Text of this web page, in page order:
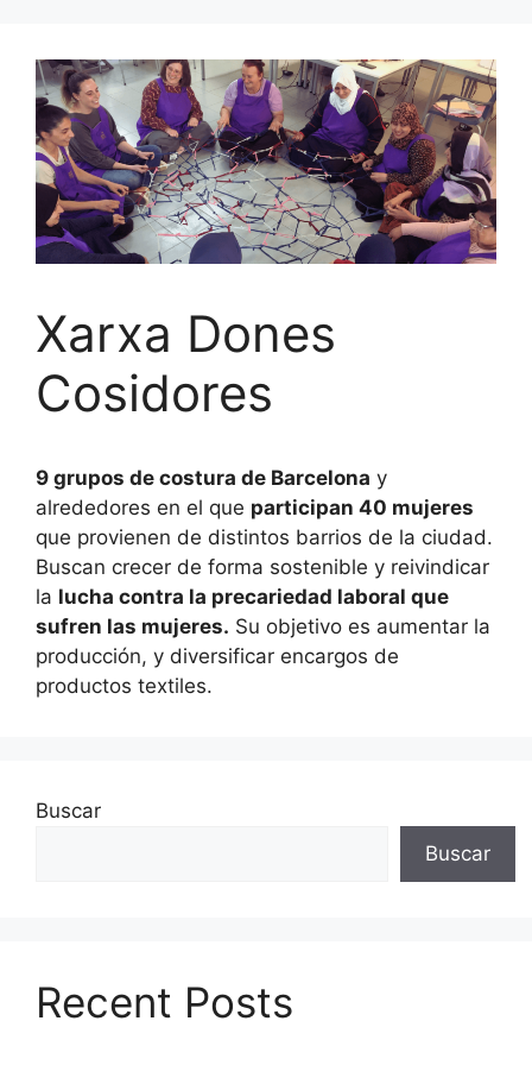
Xarxa Dones
Cosidores
9 grupos de costura de Barcelona y
alrededores en el que participan 40 mujeres
que provienen de distintos barrios de la ciudad.
Buscan crecer de forma sostenible y reivindicar
la lucha contra la precariedad laboral que
sufren las mujeres. Su objetivo es aumentar la
producción, y diversificar encargos de
productos textiles.
Buscar
Buscar
Recent Posts